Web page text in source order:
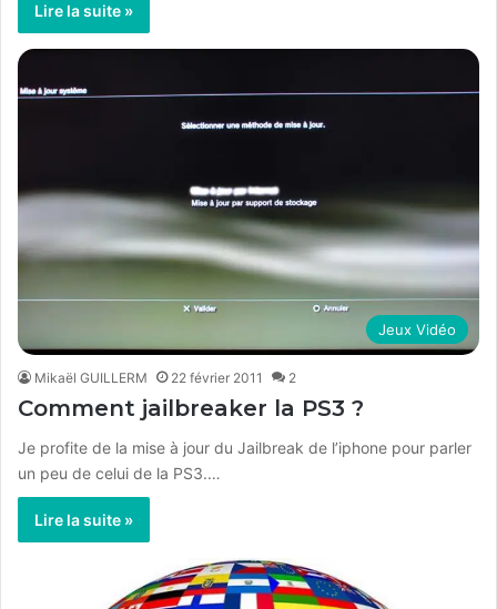
Lire la suite »
Jeux Vidéo
Mikaël GUILLERM 22 février 2011 2
Comment jailbreaker la PS3 ?
Je profite de la mise à jour du Jailbreak de l’iphone pour parler
un peu de celui de la PS3.…
Lire la suite »